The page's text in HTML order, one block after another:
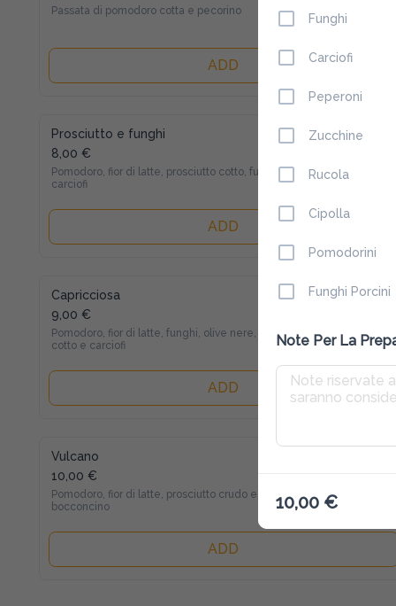
Passata di pomodoro cotta e pecorino
ADD
Prosciutto e funghi
8,00 €
Pomodoro, fior di latte, prosciutto cotto, funghi e
carciofi
ADD
Capricciosa
9,00 €
Pomodoro, fior di latte, funghi, olive nere, prosciutto
cotto e carciofi
ADD
Vulcano
10,00 €
Pomodoro, fior di latte, prosciutto crudo e
bocconcino
ADD
Funghi
Carciofi
Peperoni
Zucchine
Rucola
Cipolla
Pomodorini
Funghi Porcini
Note Per La
10,00 €